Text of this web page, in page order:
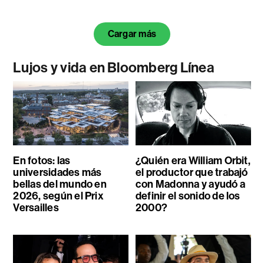
Cargar más
Lujos y vida en Bloomberg Línea
En fotos: las
universidades más
bellas del mundo en
2026, según el Prix
Versailles
¿Quién era William Orbit,
el productor que trabajó
con Madonna y ayudó a
definir el sonido de los
2000?